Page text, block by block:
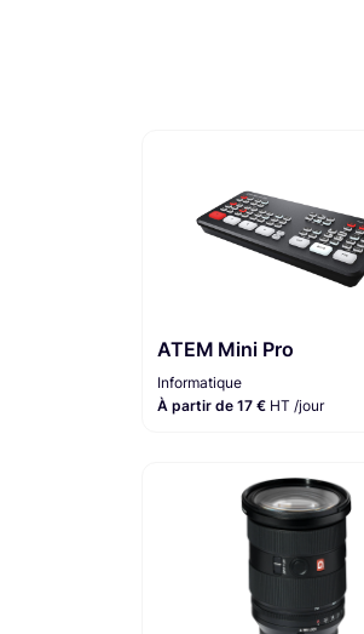
ATEM Mini Pro
Informatique
À partir de 17 € HT /jour